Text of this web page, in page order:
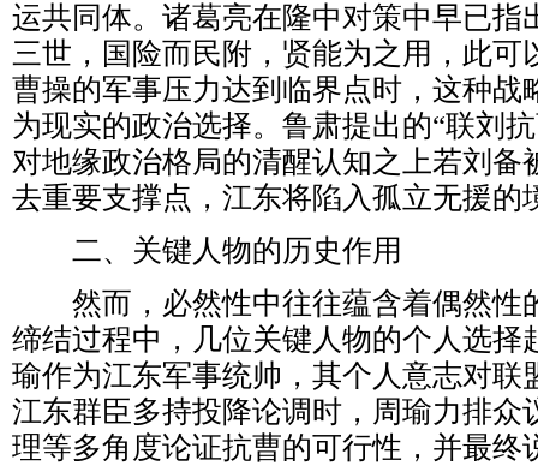
运共同体。诸葛亮在隆中对策中早已指
三世，国险而民附，贤能为之用，此可
曹操的军事压力达到临界点时，这种战
为现实的政治选择。鲁肃提出的“联刘
对地缘政治格局的清醒认知之上若刘备
去重要支撑点，江东将陷入孤立无援的
二、关键人物的历史作用
然而，必然性中往往蕴含着偶然性
缔结过程中，几位关键人物的个人选择
瑜作为江东军事统帅，其个人意志对联
江东群臣多持投降论调时，周瑜力排众
理等多角度论证抗曹的可行性，并最终